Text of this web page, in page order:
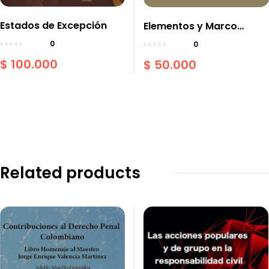
Estados de Excepción
0
$ 100.000
Elementos y Marco
Teórico de la
Una mirada desde el
0
$ 50.000
Related products